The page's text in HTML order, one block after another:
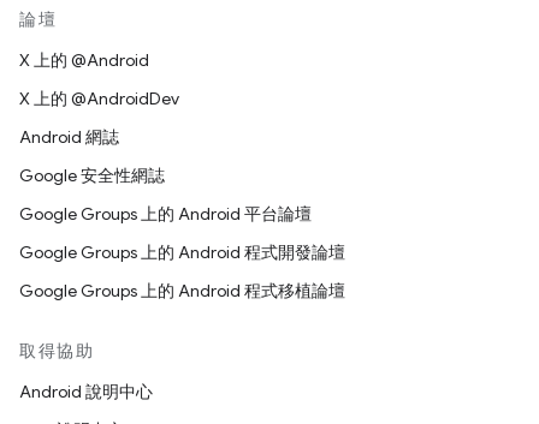
論壇
X 上的 @Android
X 上的 @AndroidDev
Android 網誌
Google 安全性網誌
Google Groups 上的 Android 平台論壇
Google Groups 上的 Android 程式開發論壇
Google Groups 上的 Android 程式移植論壇
取得協助
Android 說明中心